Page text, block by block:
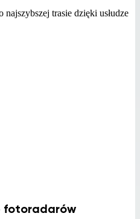
trasie dzięki usłudze
fotoradarów